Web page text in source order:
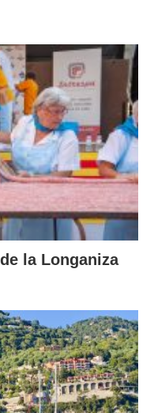
la Longaniza